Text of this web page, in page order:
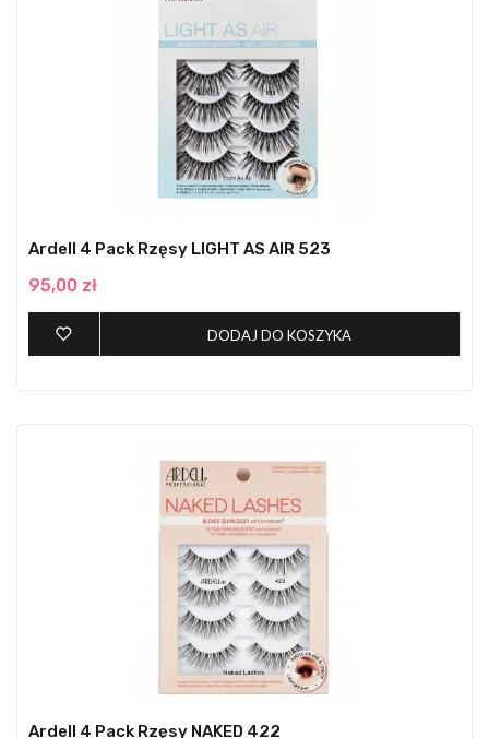
Ardell 4 Pack Rzęsy LIGHT AS AIR 523
95,00 zł
DODAJ DO KOSZYKA
Ardell 4 Pack Rzęsy NAKED 422